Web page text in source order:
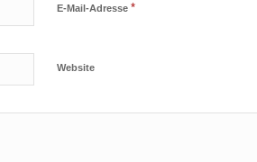
E-Mail-Adresse *
Website